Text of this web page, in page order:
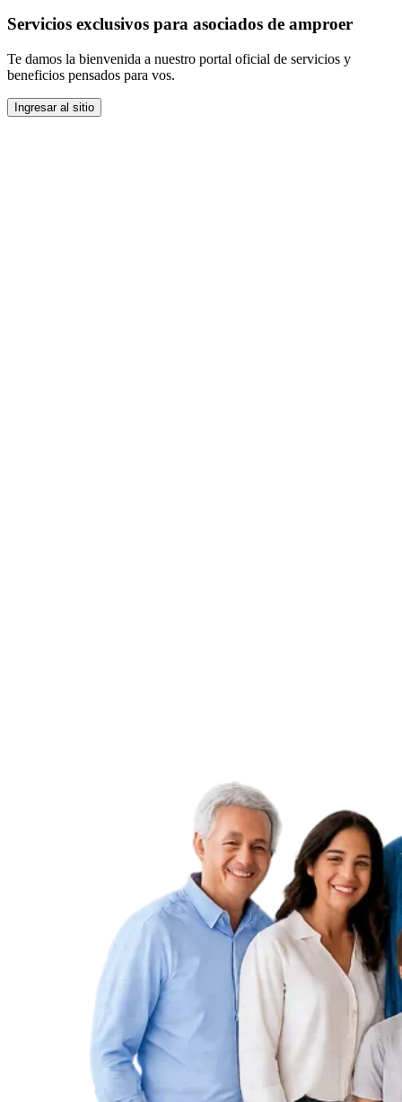
Servicios exclusivos para asociados de amproer
Te damos la bienvenida a nuestro portal oficial de servicios y
beneficios pensados para vos.
Ingresar al sitio